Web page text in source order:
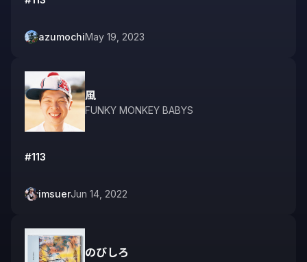
azumochiMay 19, 2023
風
FUNKY MONKEY BABYS
#113
imsuerJun 14, 2022
のびしろ